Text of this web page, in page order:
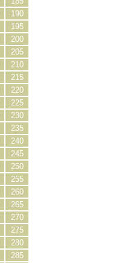
190
195
200
205
210
215
220
225
230
235
240
245
250
255
260
265
270
275
280
285